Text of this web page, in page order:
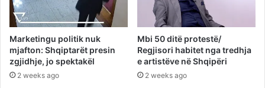
Marketingu politik nuk
mjafton: Shqiptarët presin
zgjidhje, jo spektakël
2 weeks ago
Mbi 50 ditë protestë/
Regjisori habitet nga tredhja
e artistëve në Shqipëri
2 weeks ago